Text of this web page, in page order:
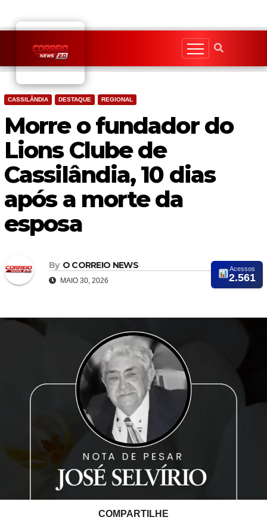
content
CASSILÂNDIA DESTAQUE REGIONAL
Morre o fundador do
Lions Clube de
Cassilândia, 10 dias
após a morte da
esposa
By O CORREIO NEWS
MAIO 30, 2026
Acessos
2.561
COMPARTILHE